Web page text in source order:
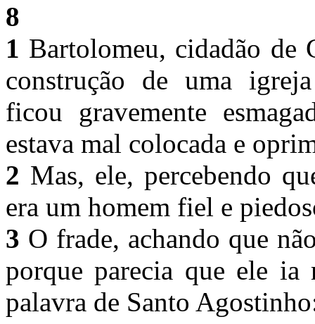
8
1 Bartolomeu, cidadão de
construção de uma
ficou gravemente
estava mal colocada e
2 Mas, ele, percebendo
era um homem fiel e
3 O frade, achando que
porque parecia que ele ia
palavra de Santo